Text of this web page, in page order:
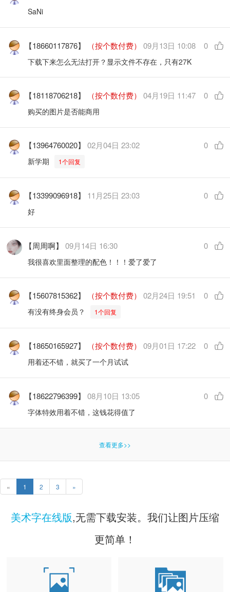
SaNi
【18660117876】 （按个数付费） 09月13日 10:08 0
下载下来怎么无法打开？显示文件不存在，只有27K
【18118706218】 （按个数付费） 04月19日 11:47 0
购买的图片是否能商用
【13964760020】02月04日 23:02 0
新学期 1个回复
【13399096918】 11月25日 23:03 0
好
【周周啊】09月14日 16:30 0
我很喜欢里面整理的配色！！！爱了爱了
【15607815362】 （按个数付费） 02月24日 19:51 0
有没有终身会员？ 1个回复
【18650165927】 （按个数付费） 09月01日 17:22 0
用着还不错，就买了一个月试试
【18622796399】08月10日 13:05 0
字体特效用着不错，这钱花得值了
查看更多>>
« 1 2 3 »
美术字在线版,无需下载安装。我们让图片压缩
更简单！